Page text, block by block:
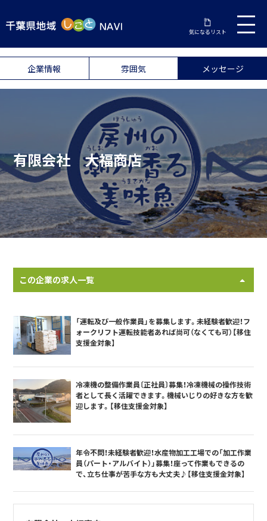
気になるリスト
企業情報 雰囲気 メッセージ
有限会社 大福商店
この企業の求人一覧
「運転及び一般作業員」を募集します。未経験者歓迎！フ
ォークリフト運転技能者あれば尚可（なくても可）【移住
支援金対象】
冷凍機の整備作業員〔正社員〕募集！冷凍機械の操作技術
者として長く活躍できます。機械いじりの好きな方を歓
迎します。【移住支援金対象】
年令不問！未経験者歓迎！水産物加工工場での「加工作業
員（パート・アルバイト）」募集！座って作業もできるの
で、立ち仕事が苦手な方も大丈夫♪【移住支援金対象】